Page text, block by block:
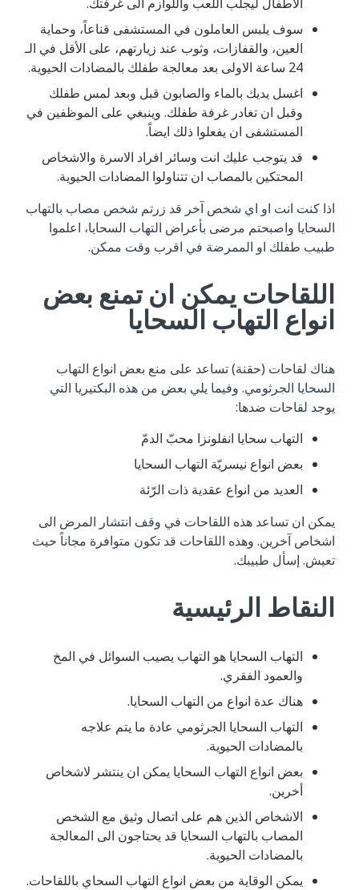
سوف يلبس العاملون في المستشفى قناعاً، وحماية
العين، والقفازات، وثوب عند زيارتهم، على الأقل في الـ
24 ساعة الاولى بعد معالجة طفلك بالمضادات الحيوية.
اغسل يديك بالماء والصابون قبل وبعد لمس طفلك
وقبل ان تغادر غرفة طفلك. وينبغي على الموظفين في
المستشفى ان يفعلوا ذلك ايضاً.
قد يتوجب عليك انت وسائر افراد الاسرة والاشخاص
المحتكين بالمصاب ان تتناولوا المضادات الحيوية.
اذا كنت انت او اي شخص آخر قد زرتم شخص مصاب بالتهاب
السحايا واصبحتم مرضى بأعراض التهاب السحايا، اعلموا
طبيب طفلك او الممرضة في اقرب وقت ممكن.
اللقاحات يمكن ان تمنع بعض
انواع التهاب السحايا
هناك لقاحات (حقنة) تساعد على منع بعض انواع التهاب
السحايا الجرثومي. وفيما يلي بعض من هذه البكتيريا التي
يوجد لقاحات ضدها:
التهاب سحايا انفلونزا محبّ الدمّ
بعض انواع نيسريّة التهاب السحايا
العديد من انواع عقدية ذات الرّئة
يمكن ان تساعد هذه اللقاحات في وقف انتشار المرض الى
اشخاص آخرين. وهذه اللقاحات قد تكون متوافرة مجاناً حيث
تعيش. إسأل طبيبك.
النقاط الرئيسية
التهاب السحايا هو التهاب يصيب السوائل في المخ
والعمود الفقري.
هناك عدة انواع من التهاب السحايا.
التهاب السحايا الجرثومي عادة ما يتم علاجه
بالمضادات الحيوية.
بعض انواع التهاب السحايا يمكن ان ينتشر لاشخاص
أخرين.
الاشخاص الذين هم على اتصال وثيق مع الشخص
المصاب بالتهاب السحايا قد يحتاجون الى المعالجة
بالمضادات الحيوية.
يمكن الوقاية من بعض انواع التهاب السحاي باللقاحات.